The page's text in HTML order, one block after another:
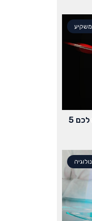
עולם הנדל"ן קורץ לכם? אז הנה לכם 5